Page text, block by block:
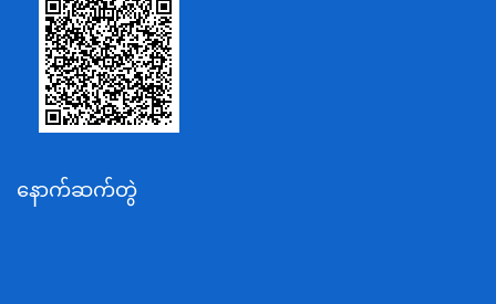
သာသနာရေးနှင့် ယဉ်ကျေးမှုဝန်ကြီးဌာန
စိုက်ပျိုးရေး၊မွေးမြူရေးနှင့်ဆည်မြောင်းဝန်ကြီးဌာန
ပို့ဆောင်ရေးနှင့်ဆက်သွယ်ရေးဝန်ကြီးဌာန
သယံဇာတနှင့်ပတ်ဝန်းကျင်ထိန်းသိမ်းရေးဝန်ကြီးဌာန
အလုပ်သမား၊လူဝင်မှုကြီးကြပ်ရေးနှင့်ပြည်သူ့အင်အား
နောက်ဆက်တွဲ